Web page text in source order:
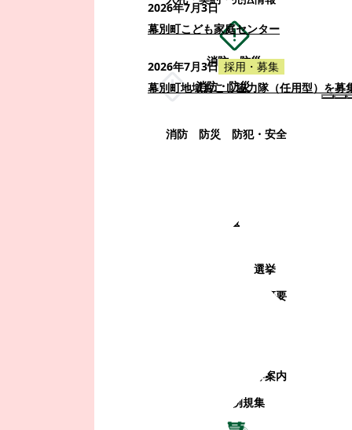
消防・防災
消防・防災
消防 防災 防犯・安全
町政情報
選挙
町の概要
観光地・公共施設等案内
電子掲示場・例規集
2026年7月3日
幕別町こども家庭センター
2026年7月3日 採用・募集
幕別町地域おこし協力隊（任用型）を募